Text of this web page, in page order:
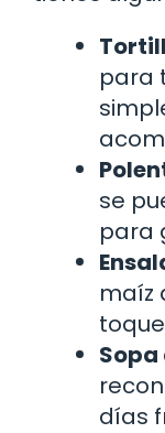
para
se
para
maíz
Sopa
días